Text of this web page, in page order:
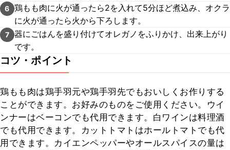
6 鶏もも肉に火が通ったら2を入れて5分ほど煮込み、オクラ
に火が通ったら火から下ろします。
7 器にごはんを盛り付けてオレガノをふりかけ、出来上がり
です。
コツ・ポイント
鶏もも肉は鶏手羽元や鶏手羽先でもおいしくお作りする
ことができます。お好みのものをご使用ください。ウイ
ンナーはベーコンでも代用できます。白ワインは料理酒
でも代用できます。カットトマトはホールトマトでも代
用できます。カイエンペッパーやオールスパイスの量は